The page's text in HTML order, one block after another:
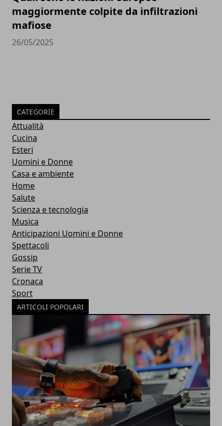
maggiormente colpite da infiltrazioni
mafiose
26/05/2025
CATEGORIE
Attualità
Cucina
Esteri
Uomini e Donne
Casa e ambiente
Home
Salute
Scienza e tecnologia
Musica
Anticipazioni Uomini e Donne
Spettacoli
Gossip
Serie TV
Cronaca
Sport
ARTICOLI POPOLARI